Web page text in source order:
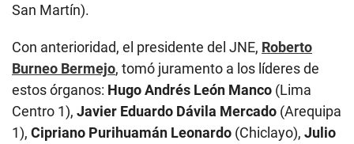
San Martín).
Con anterioridad, el presidente del JNE, Roberto
Burneo Bermejo, tomó juramento a los líderes de
estos órganos: Hugo Andrés León Manco (Lima
Centro 1), Javier Eduardo Dávila Mercado (Arequipa
1), Cipriano Purihuamán Leonardo (Chiclayo), Julio